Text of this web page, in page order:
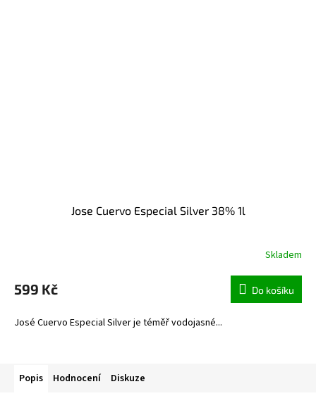
Jose Cuervo Especial Silver 38% 1l
Skladem
599 Kč Do košíku
José Cuervo Especial Silver je téměř vodojasné...
Popis Hodnocení Diskuze